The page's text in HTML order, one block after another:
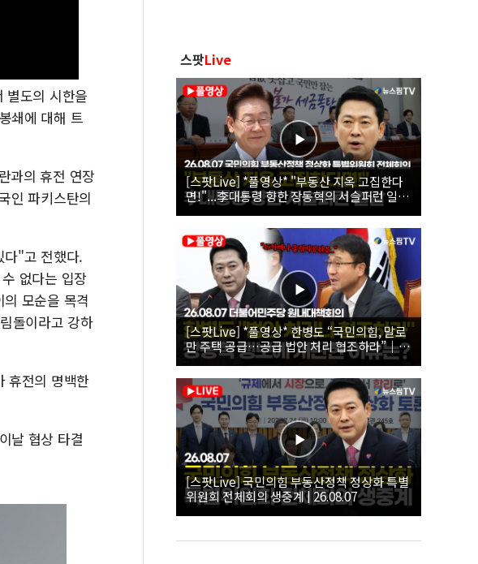
별도의 시한을
쇄에 대해 트
과의 휴전 연장
인 파키스탄의
다"고 전했다.
없다는 입장
모순을 목격
돌이라고 강하
휴전의 명백한
날 협상 타결
스팟Live
[스팟Live] *풀영상* "부동산 지옥 고집한다
면!"...李대통령 향한 장동혁의 서슬퍼런 일갈
| 26.08.07 국민의힘 부동산정책 정상화 특별
위원회 전체회의
[스팟Live] *풀영상* 한병도 “국민의힘, 말로
만 주택 공급…공급 법안 처리 협조하라”｜
26.08.07 더불어민주당 원내대책회의
[스팟Live] 국민의힘 부동산정책 정상화 특별
위원회 전체회의 생중계 | 26.08.07